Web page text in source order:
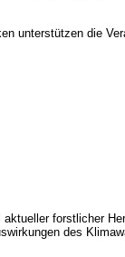
unterstützen die
forstlicher
des